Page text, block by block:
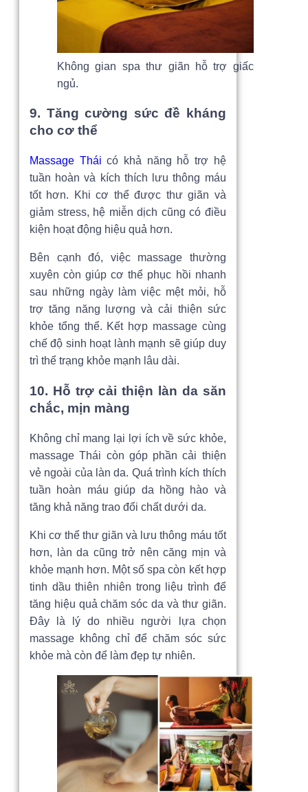
Không gian spa thư giãn hỗ trợ giấc
ngủ.
9. Tăng cường sức đề kháng
cho cơ thể
Massage Thái có khả năng hỗ trợ hệ
tuần hoàn và kích thích lưu thông máu
tốt hơn. Khi cơ thể được thư giãn và
giảm stress, hệ miễn dịch cũng có điều
kiện hoạt động hiệu quả hơn.
Bên cạnh đó, việc massage thường
xuyên còn giúp cơ thể phục hồi nhanh
sau những ngày làm việc mệt mỏi, hỗ
trợ tăng năng lượng và cải thiện sức
khỏe tổng thể. Kết hợp massage cùng
chế độ sinh hoạt lành mạnh sẽ giúp duy
trì thể trạng khỏe mạnh lâu dài.
10. Hỗ trợ cải thiện làn da săn
chắc, mịn màng
Không chỉ mang lại lợi ích về sức khỏe,
massage Thái còn góp phần cải thiện
vẻ ngoài của làn da. Quá trình kích thích
tuần hoàn máu giúp da hồng hào và
tăng khả năng trao đổi chất dưới da.
Khi cơ thể thư giãn và lưu thông máu tốt
hơn, làn da cũng trở nên căng mịn và
khỏe mạnh hơn. Một số spa còn kết hợp
tinh dầu thiên nhiên trong liệu trình để
tăng hiệu quả chăm sóc da và thư giãn.
Đây là lý do nhiều người lựa chọn
massage không chỉ để chăm sóc sức
khỏe mà còn để làm đẹp tự nhiên.